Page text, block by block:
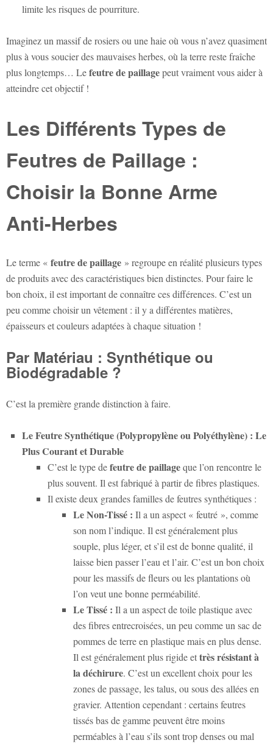
limite les risques de pourriture.
Imaginez un massif de rosiers ou une haie où vous n’avez quasiment
plus à vous soucier des mauvaises herbes, où la terre reste fraîche
plus longtemps… Lefeutre de paillagepeut vraiment vous aider à
atteindre cet objectif !
Les Différents Types de
Feutres de Paillage :
Choisir la Bonne Arme
Anti-Herbes
Le terme « feutre de paillage » regroupe en réalité plusieurs types
de produits avec des caractéristiques bien distinctes. Pour faire le
bon choix, il est important de connaître ces différences. C’est un
peu comme choisir un vêtement : il y a différentes matières,
épaisseurs et couleurs adaptées à chaque situation !
Par Matériau : Synthétique ou
Biodégradable ?
C’est la première grande distinction à faire.
Le Feutre Synthétique (Polypropylène ou Polyéthylène) : Le
Plus Courant et Durable
C’est le type defeutre de paillageque l’on rencontre le
plus souvent. Il est fabriqué à partir de fibres plastiques.
Il existe deux grandes familles de feutres synthétiques :
Le Non-Tissé : Il a un aspect « feutré », comme
son nom l’indique. Il est généralement plus
souple, plus léger, et s’il est de bonne qualité, il
laisse bien passer l’eau et l’air. C’est un bon choix
pour les massifs de fleurs ou les plantations où
l’on veut une bonne perméabilité.
Le Tissé : Il a un aspect de toile plastique avec
des fibres entrecroisées, un peu comme un sac de
pommes de terre en plastique mais en plus dense.
Il est généralement plus rigide ettrès résistant à
la déchirure. C’est un excellent choix pour les
zones de passage, les talus, ou sous des allées en
gravier. Attention cependant : certains feutres
tissés bas de gamme peuvent être moins
perméables à l’eau s’ils sont trop denses ou mal